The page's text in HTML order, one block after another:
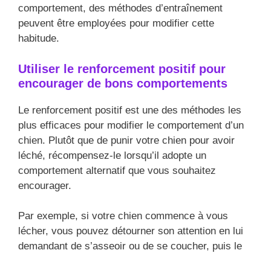
comportement, des méthodes d’entraînement
peuvent être employées pour modifier cette
habitude.
Utiliser le renforcement positif pour
encourager de bons comportements
Le renforcement positif est une des méthodes les
plus efficaces pour modifier le comportement d’un
chien. Plutôt que de punir votre chien pour avoir
léché, récompensez-le lorsqu’il adopte un
comportement alternatif que vous souhaitez
encourager.
Par exemple, si votre chien commence à vous
lécher, vous pouvez détourner son attention en lui
demandant de s’asseoir ou de se coucher, puis le